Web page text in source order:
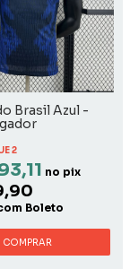
Brasil Azul -
2
no pix
com Boleto
COMPRAR